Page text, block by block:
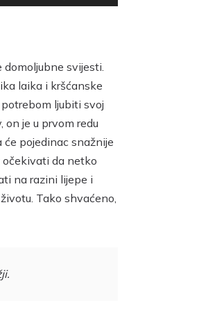
tipke
Gore/Dolje
kako
biste
pojačali
smanjili
zvuk.
svijesti.
laika i kršćanske
ljubiti svoj
je u prvom redu
pojedinac snažnije
očekivati da netko
na razini lijepe i
Tako shvaćeno,